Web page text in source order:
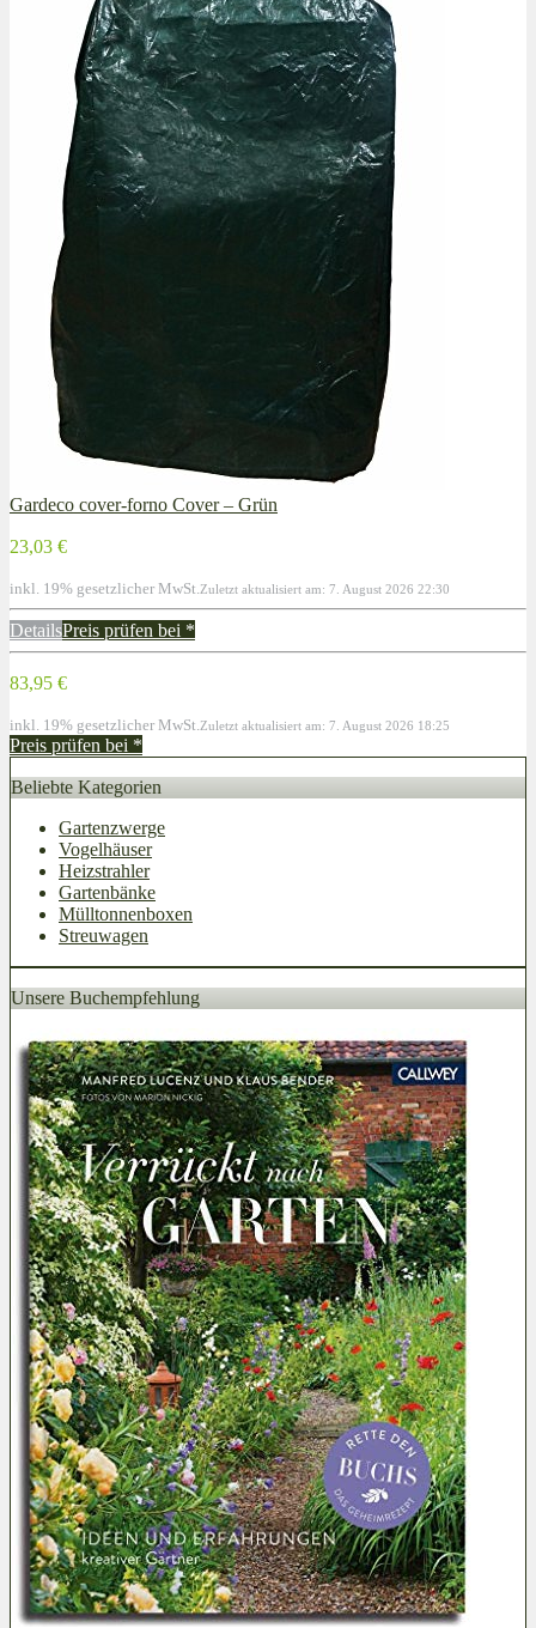
Gardeco cover-forno Cover – Grün
23,03 €
inkl. 19% gesetzlicher MwSt. Zuletzt aktualisiert am: 7. August 2026 22:30
DetailsPreis prüfen bei *
83,95 €
inkl. 19% gesetzlicher MwSt. Zuletzt aktualisiert am: 7. August 2026 18:25
Preis prüfen bei *
Beliebte Kategorien
Gartenzwerge
Vogelhäuser
Heizstrahler
Gartenbänke
Mülltonnenboxen
Streuwagen
Unsere Buchempfehlung